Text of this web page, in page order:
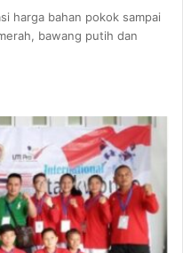
harga bahan pokok sampai
bawang putih dan